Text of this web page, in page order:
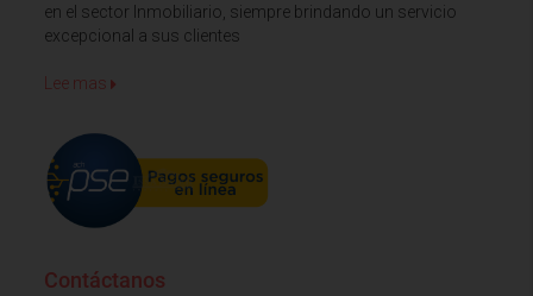
en el sector Inmobiliario, siempre brindando un servicio
excepcional a sus clientes
Lee mas
Contáctanos